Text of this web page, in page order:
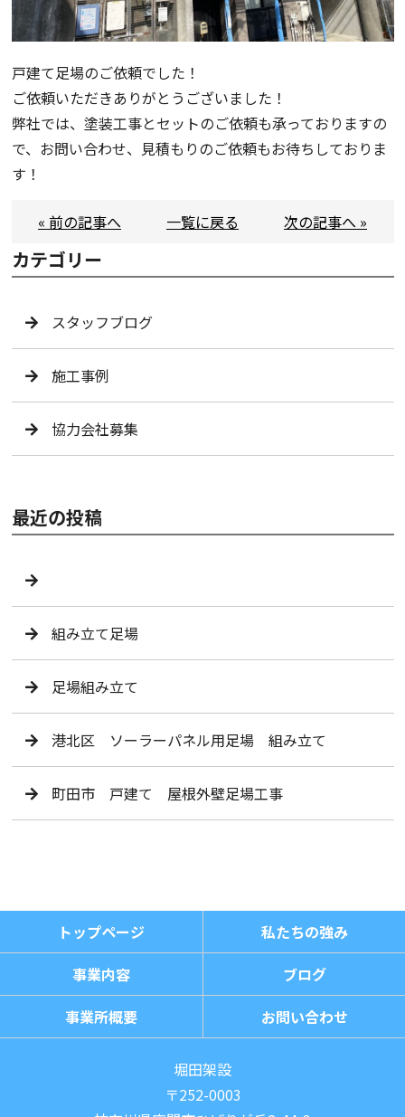
戸建て足場のご依頼でした！
ご依頼いただきありがとうございました！
弊社では、塗装工事とセットのご依頼も承っておりますの
で、お問い合わせ、見積もりのご依頼もお待ちしておりま
す！
« 前の記事へ 一覧に戻る 次の記事へ »
カテゴリー
スタッフブログ
施工事例
協力会社募集
最近の投稿
組み立て足場
足場組み立て
港北区 ソーラーパネル用足場 組み立て
町田市 戸建て 屋根外壁足場工事
トップページ
私たちの強み
事業内容
ブログ
事業所概要
お問い合わせ
堀田架設
〒252-0003